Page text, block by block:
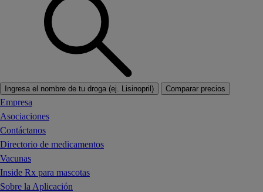
Ingresa el nombre de tu droga (ej. Lisinopril) Comparar precios
Empresa
Asociaciones
Contáctanos
Directorio de medicamentos
Vacunas
Inside Rx para mascotas
Sobre la Aplicación